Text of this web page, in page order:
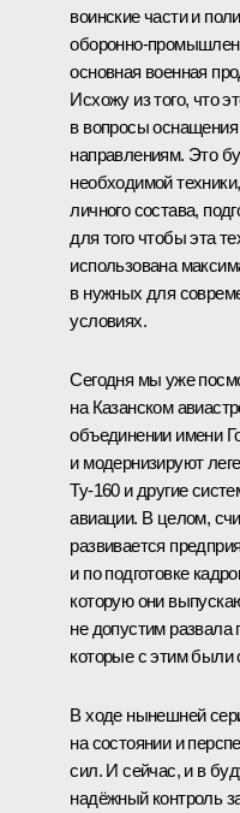
воинские части и
основная военная
Исхожу из того, что
в вопросы
направлениям. Это
необходимой
личного состава,
для того чтобы эта
использована
в нужных для
условиях.
Сегодня мы уже
на Казанском
объединении имени
и модернизируют
Ту‑160 и другие
авиации. В целом,
развивается
и по подготовке
которую они
не допустим развала
которые с этим были
В ходе нынешней
на состоянии и
сил. И сейчас, и в
надёжный контроль